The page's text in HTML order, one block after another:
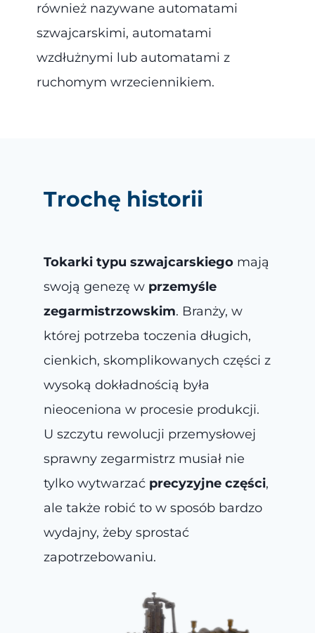
również nazywane automatami
szwajcarskimi, automatami
wzdłużnymi lub automatami z
ruchomym wrzeciennikiem.
Trochę historii
Tokarki typu szwajcarskiegomają
swoją genezę w przemyśle
zegarmistrzowskim. Branży, w
której potrzeba toczenia długich,
cienkich, skomplikowanych części z
wysoką dokładnością była
nieoceniona w procesie produkcji.
U szczytu rewolucji przemysłowej
sprawny zegarmistrz musiał nie
tylko wytwarzać precyzyjne części,
ale także robić to w sposób bardzo
wydajny, żeby sprostać
zapotrzebowaniu.